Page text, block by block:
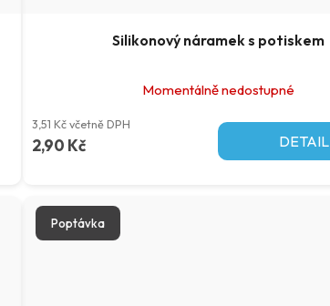
Silikonový náramek s potiskem
Momentálně nedostupné
3,51 Kč včetně DPH
2,90 Kč DETAIL
Poptávka